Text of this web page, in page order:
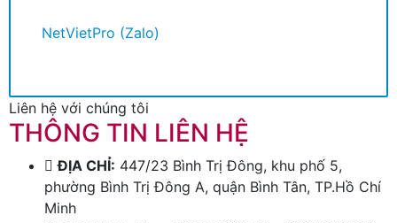
NetVietPro (Zalo)
Liên hệ với chúng tôi
THÔNG TIN LIÊN HỆ
ĐỊA CHỈ: 447/23 Bình Trị Đông, khu phố 5,
phường Bình Trị Đông A, quận Bình Tân, TP.Hồ Chí
Minh